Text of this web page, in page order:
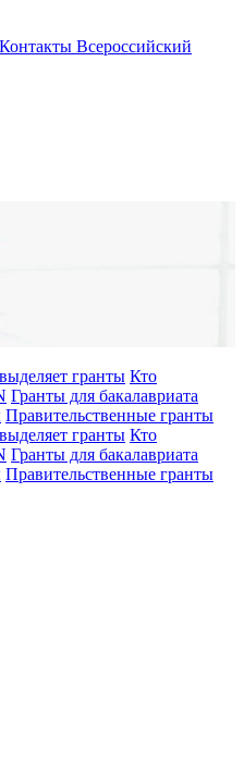
Контакты Всероссийский
гранты Кто
Гранты для бакалавриата
Правительственные гранты
гранты Кто
Гранты для бакалавриата
Правительственные гранты